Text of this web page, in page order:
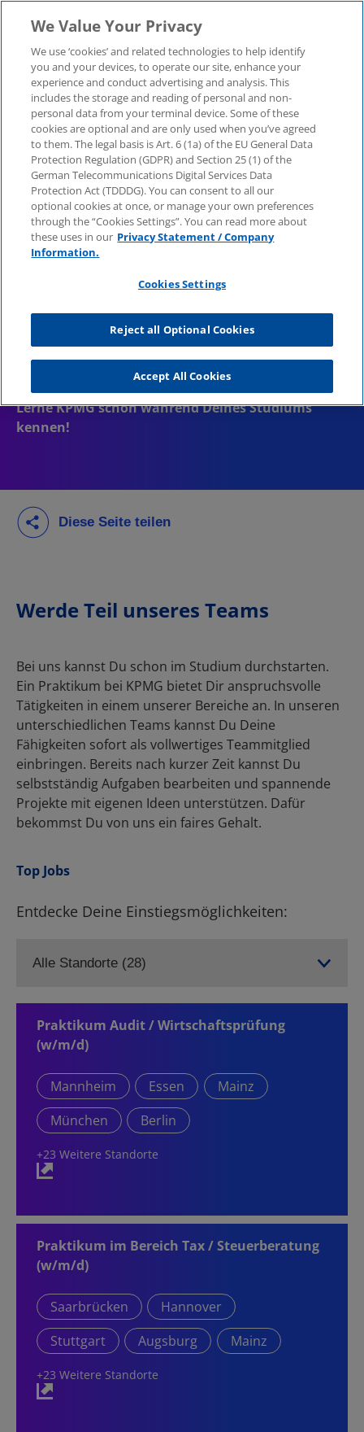
Werde Teil unseres Teams
Top Jobs
Entdecke Deine Einstiegsmöglichkeiten:
Praktikum Audit / Wirtschaftsprüfung
(w/m/d)
Mannheim Essen
Mainz
München
Berlin
+23 Weitere Standorte
Praktikum im Bereich Tax / Steuerberatung
(w/m/d)
Saarbrücken
Hannover
Stuttgart
Augsburg Mainz
+23 Weitere Standorte
We Value Your Privacy
We use ‘cookies’ and related technologies to help identify
you and your devices, to operate our site, enhance your
experience and conduct advertising and analysis. This
includes the storage and reading of personal and non-
personal data from your terminal device. Some of these
cookies are optional and are only used when you’ve agreed
to them. The legal basis is Art. 6 (1a) of the EU General Data
Protection Regulation (GDPR) and Section 25 (1) of the
German Telecommunications Digital Services Data
Protection Act (TDDDG). You can consent to all our
optional cookies at once, or manage your own preferences
through the “Cookies Settings”. You can read more about
these uses in our Privacy Statement / Company
Information.
Cookies Settings
Reject all Optional Cookies
Accept All Cookies